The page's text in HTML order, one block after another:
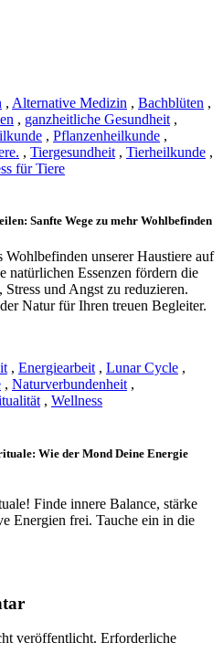
, Alternative Medizin , Bachblüten ,
, ganzheitliche Gesundheit ,
, Pflanzenheilkunde ,
, Tiergesundheit , Tierheilkunde ,
für Tiere
Sanfte Wege zu mehr Wohlbefinden
unserer Haustiere auf
natürlichen Essenzen fördern die
und Angst zu reduzieren.
Natur für Ihren treuen Begleiter.
, Energiearbeit, Lunar Cycle ,
, Naturverbundenheit,
, Wellness
Wie der Mond Deine Energie
Finde innere Balance, stärke
Energien frei. Tauche ein in die
veröffentlicht. Erforderliche